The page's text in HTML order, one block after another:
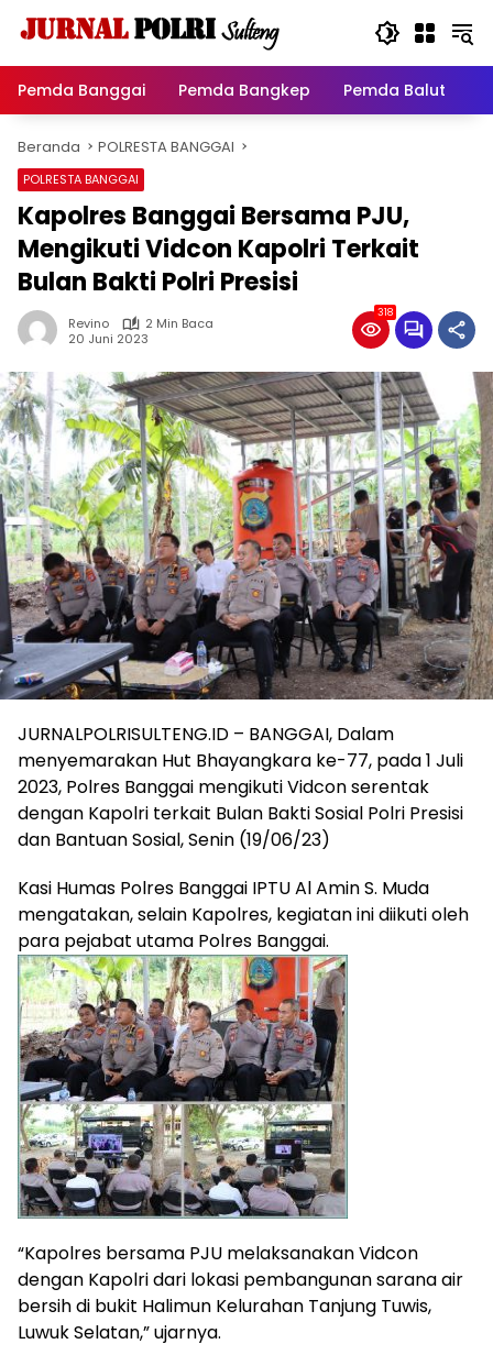
Pemda Banggai
Pemda Bangkep Pemda Balut
Beranda POLRESTA BANGGAI
POLRESTA BANGGAI
Kapolres Banggai Bersama PJU,
Mengikuti Vidcon Kapolri Terkait
Bulan Bakti Polri Presisi
Revino
2 Min Baca
20 Juni 2023
318
JURNALPOLRISULTENG.ID – BANGGAI, Dalam
menyemarakan Hut Bhayangkara ke-77, pada 1 Juli
2023, Polres Banggai mengikuti Vidcon serentak
dengan Kapolri terkait Bulan Bakti Sosial Polri Presisi
dan Bantuan Sosial, Senin (19/06/23)
Kasi Humas Polres Banggai IPTU Al Amin S. Muda
mengatakan, selain Kapolres, kegiatan ini diikuti oleh
para pejabat utama Polres Banggai.
“Kapolres bersama PJU melaksanakan Vidcon
dengan Kapolri dari lokasi pembangunan sarana air
bersih di bukit Halimun Kelurahan Tanjung Tuwis,
Luwuk Selatan,” ujarnya.